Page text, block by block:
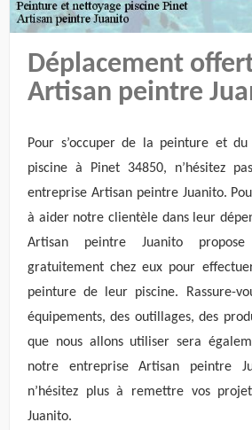
Déplacement
Artisan peintre
Pour s’occuper de la peinture et
piscine à Pinet 34850, n’hésitez
entreprise Artisan peintre Juanito.
à aider notre clientèle dans leur
Artisan peintre Juanito
gratuitement chez eux pour
peinture de leur piscine. Rassure-
équipements, des outillages, des
que nous allons utiliser sera
notre entreprise Artisan peintre
n’hésitez plus à remettre vos
Juanito.